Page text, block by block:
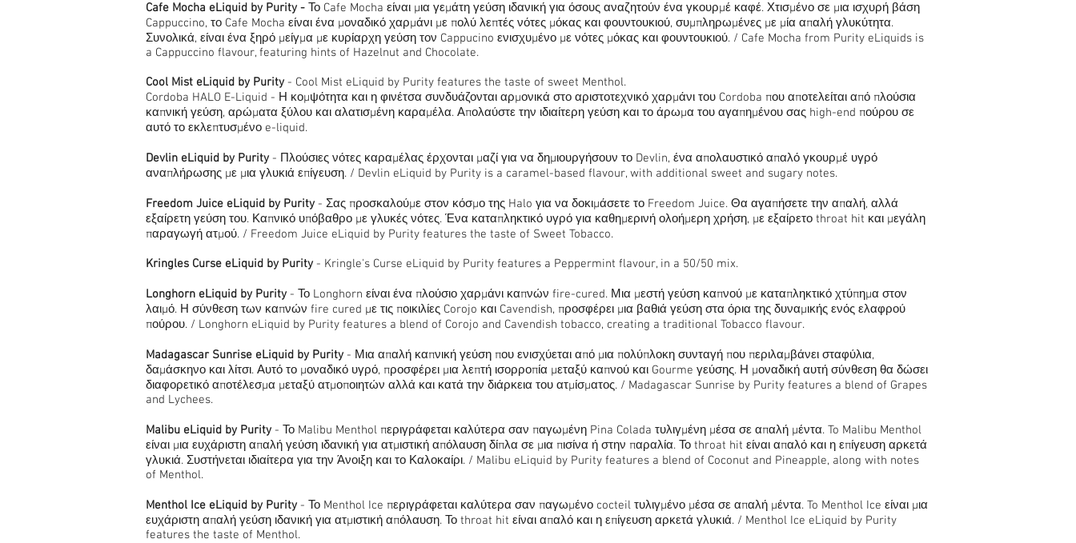
Cafe Mocha eLiquid by Purity - Το Cafe Mocha είναι μια γεμάτη γεύση ιδανική για όσους αναζητούν ένα γκουρμέ καφέ. Χτισμένο σε μια ισχυρή βάση
Cappuccino, το Cafe Mocha είναι ένα μοναδικό χαρμάνι με πολύ λεπτές νότες μόκας και φουντουκιού, συμπληρωμένες με μία απαλή γλυκύτητα.
Συνολικά, είναι ένα ξηρό μείγμα με κυρίαρχη γεύση τον Cappucino ενισχυμένο με νότες μόκας και φουντουκιού. / Cafe Mocha from Purity eLiquids is
a Cappuccino flavour, featuring hints of Hazelnut and Chocolate.
Cool Mist eLiquid by Purity - Cool Mist eLiquid by Purity features the taste of sweet Menthol.
Cordoba HALO E-Liquid - Η κομψότητα και η φινέτσα συνδυάζονται αρμονικά στο αριστοτεχνικό χαρμάνι του Cordoba που αποτελείται από πλούσια
καπνική γεύση, αρώματα ξύλου και αλατισμένη καραμέλα. Απολαύστε την ιδιαίτερη γεύση και το άρωμα του αγαπημένου σας high-end πούρου σε
αυτό το εκλεπτυσμένο e-liquid.
Devlin eLiquid by Purity - Πλούσιες νότες καραμέλας έρχονται μαζί για να δημιουργήσουν το Devlin, ένα απολαυστικό απαλό γκουρμέ υγρό
αναπλήρωσης με μια γλυκιά επίγευση. / Devlin eLiquid by Purity is a caramel-based flavour, with additional sweet and sugary notes.
Freedom Juice eLiquid by Purity - Σας προσκαλούμε στον κόσμο της Halo για να δοκιμάσετε το Freedom Juice. Θα αγαπήσετε την απαλή, αλλά
εξαίρετη γεύση του. Καπνικό υπόβαθρο με γλυκές νότες. Ένα καταπληκτικό υγρό για καθημερινή ολοήμερη χρήση, με εξαίρετο throat hit και μεγάλη
παραγωγή ατμού. / Freedom Juice eLiquid by Purity features the taste of Sweet Tobacco.
Kringles Curse eLiquid by Purity - Kringle's Curse eLiquid by Purity features a Peppermint flavour, in a 50/50 mix.
Longhorn eLiquid by Purity - Το Longhorn είναι ένα πλούσιο χαρμάνι καπνών fire-cured. Μια μεστή γεύση καπνού με καταπληκτικό χτύπημα στον
λαιμό. Η σύνθεση των καπνών fire cured με τις ποικιλίες Corojo και Cavendish, προσφέρει μια βαθιά γεύση στα όρια της δυναμικής ενός ελαφρού
πούρου. / Longhorn eLiquid by Purity features a blend of Corojo and Cavendish tobacco, creating a traditional Tobacco flavour.
Madagascar Sunrise eLiquid by Purity - Μια απαλή καπνική γεύση που ενισχύεται από μια πολύπλοκη συνταγή που περιλαμβάνει σταφύλια,
δαμάσκηνο και λίτσι. Αυτό το μοναδικό υγρό, προσφέρει μια λεπτή ισορροπία μεταξύ καπνού και Gourme γεύσης. Η μοναδική αυτή σύνθεση θα δώσει
διαφορετικό αποτέλεσμα μεταξύ ατμοποιητών αλλά και κατά την διάρκεια του ατμίσματος. / Madagascar Sunrise by Purity features a blend of Grapes
and Lychees.
Malibu eLiquid by Purity - Το Malibu Menthol περιγράφεται καλύτερα σαν παγωμένη Pina Colada τυλιγμένη μέσα σε απαλή μέντα. To Malibu Menthol
είναι μια ευχάριστη απαλή γεύση ιδανική για ατμιστική απόλαυση δίπλα σε μια πισίνα ή στην παραλία. Το throat hit είναι απαλό και η επίγευση αρκετά
γλυκιά. Συστήνεται ιδιαίτερα για την Άνοιξη και το Καλοκαίρι. / Malibu eLiquid by Purity features a blend of Coconut and Pineapple, along with notes
of Menthol.
Menthol Ice eLiquid by Purity - Το Menthol Ice περιγράφεται καλύτερα σαν παγωμένο cocteil τυλιγμένο μέσα σε απαλή μέντα. To Menthol Ice είναι μια
ευχάριστη απαλή γεύση ιδανική για ατμιστική απόλαυση. Το throat hit είναι απαλό και η επίγευση αρκετά γλυκιά. / Menthol Ice eLiquid by Purity
features the taste of Menthol.